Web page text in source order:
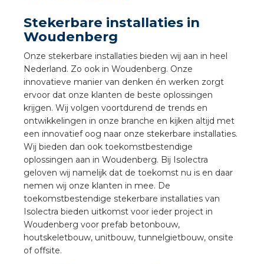
Stekerbare installaties in
Woudenberg
Onze stekerbare installaties bieden wij aan in heel
Nederland. Zo ook in Woudenberg. Onze
innovatieve manier van denken én werken zorgt
ervoor dat onze klanten de beste oplossingen
krijgen. Wij volgen voortdurend de trends en
ontwikkelingen in onze branche en kijken altijd met
een innovatief oog naar onze stekerbare installaties.
Wij bieden dan ook toekomstbestendige
oplossingen aan in Woudenberg. Bij Isolectra
geloven wij namelijk dat de toekomst nu is en daar
nemen wij onze klanten in mee. De
toekomstbestendige stekerbare installaties van
Isolectra bieden uitkomst voor ieder project in
Woudenberg voor prefab betonbouw,
houtskeletbouw, unitbouw, tunnelgietbouw, onsite
of offsite.
installeren
installeren
installeren